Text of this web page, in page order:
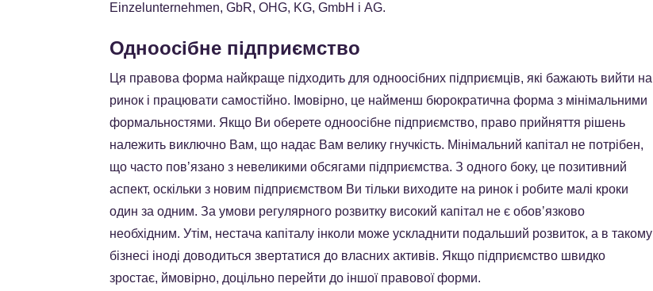
Einzelunternehmen, GbR, OHG, KG, GmbH і AG.
Одноосібне підприємство
Ця правова форма найкраще підходить для одноосібних підприємців, які бажають вийти на
ринок і працювати самостійно. Імовірно, це найменш бюрократична форма з мінімальними
формальностями. Якщо Ви оберете одноосібне підприємство, право прийняття рішень
належить виключно Вам, що надає Вам велику гнучкість. Мінімальний капітал не потрібен,
що часто повʼязано з невеликими обсягами підприємства. З одного боку, це позитивний
аспект, оскільки з новим підприємством Ви тільки виходите на ринок і робите малі кроки
один за одним. За умови регулярного розвитку високий капітал не є обовʼязково
необхідним. Утім, нестача капіталу інколи може ускладнити подальший розвиток, а в такому
бізнесі іноді доводиться звертатися до власних активів. Якщо підприємство швидко
зростає, ймовірно, доцільно перейти до іншої правової форми.